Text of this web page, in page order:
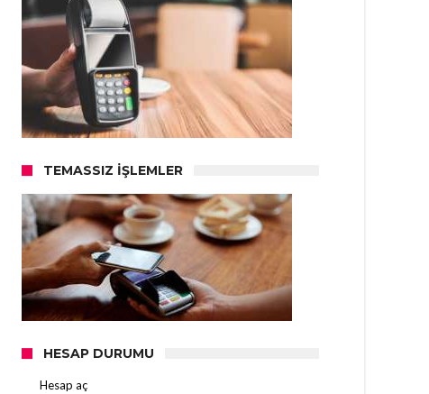
TEMASSIZ İŞLEMLER
HESAP DURUMU
Hesap aç